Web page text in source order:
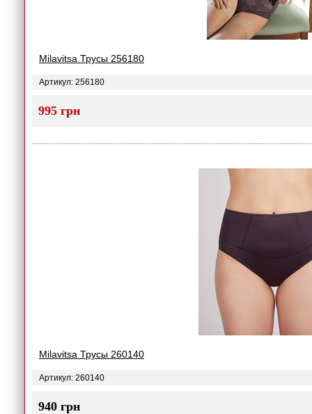
Milavitsa Трусы 256180
Артикул: 256180
995 грн
Milavitsa Трусы 260140
Артикул: 260140
940 грн